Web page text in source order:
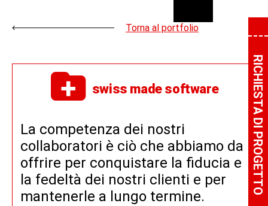
Torna al portfolio
swiss made software
La competenza dei nostri
collaboratori è ciò che abbiamo da
offrire per conquistare la fiducia e
la fedeltà dei nostri clienti e per
mantenerle a lungo termine.
RICHIESTA DI PROGETTO